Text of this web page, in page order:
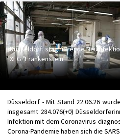
Düsseldorf: stagnierende
XFG "Frankenstein"
Düsseldorf - Mit Stand 22.06.26
insgesamt 284.076(+0)
Infektion mit dem Coronavirus
Corona-Pandemie haben sich die